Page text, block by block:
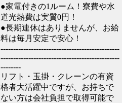
●家電付きの1ルーム！寮費や水
道光熱費は実質0円！
●長期連休はありませんが、お給
料は毎月安定で安心！
-----------------------------------------------
-----------------------------------------------
--------
リフト・玉掛・クレーンの有資
格者大活躍中ですが、お持ちで
ない方は会社負担で取得可能で